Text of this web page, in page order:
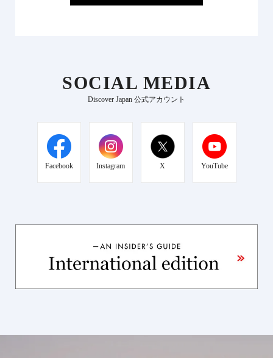
SOCIAL MEDIA
Discover Japan 公式アカウント
Facebook Instagram X YouTube